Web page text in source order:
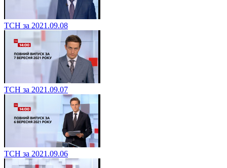
ТСН за 2021.09.08
ТСН за 2021.09.07
ТСН за 2021.09.06